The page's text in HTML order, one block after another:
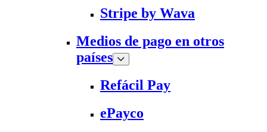
Stripe by Wava
Medios de pago en otros
países
Refácil Pay
ePayco